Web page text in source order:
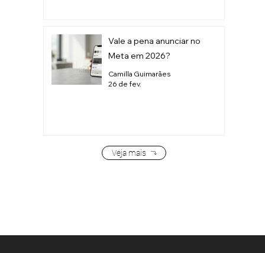
Vale a pena anunciar no
Meta em 2026?
Camilla Guimarães
26 de fev.
Veja mais